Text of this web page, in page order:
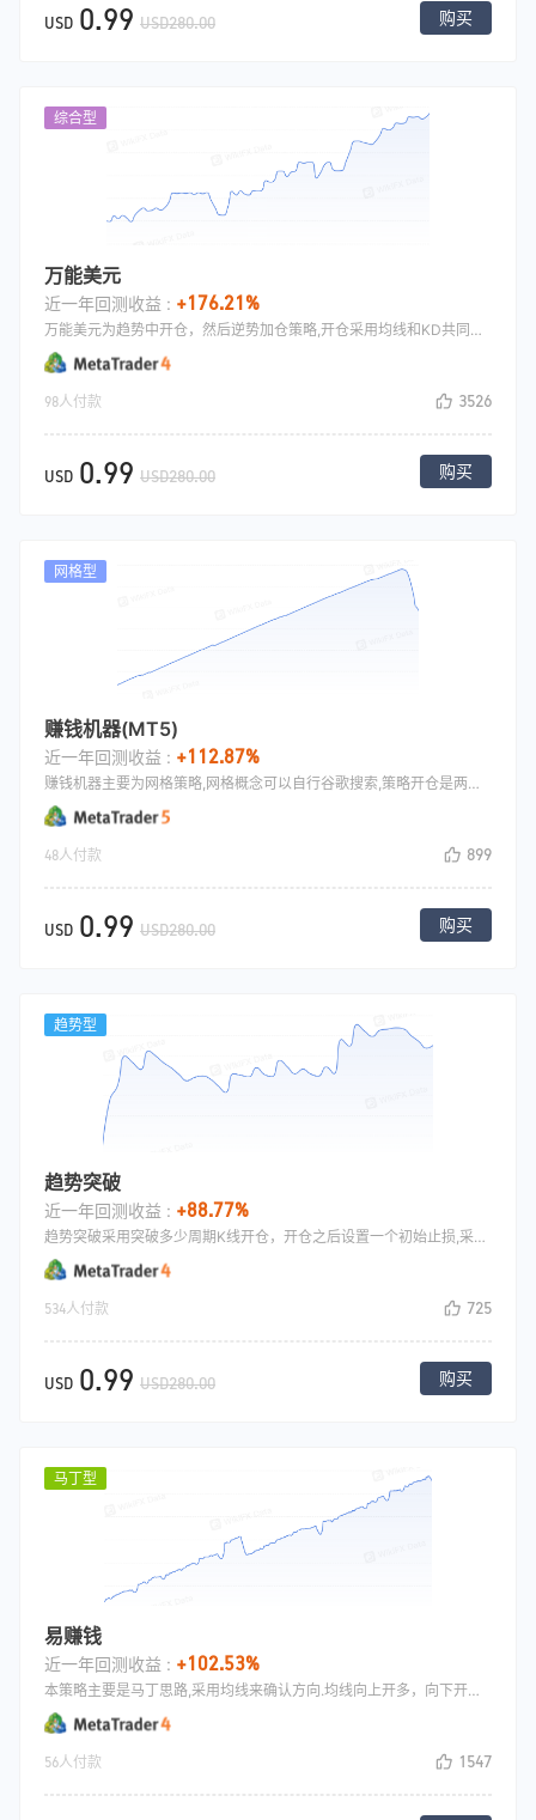
USD 0.99 USD280.00 购买
综合型
万能美元
近一年回测收益 : +176.21%
万能美元为趋势中开仓，然后逆势加仓策略,开仓采用均线和KD共同确认,开仓之后亏损加仓,多张单子的情况下,微盈利即平仓.
98人付款 3526
USD 0.99 USD280.00 购买
网格型
赚钱机器(MT5)
近一年回测收益 : +112.87%
赚钱机器主要为网格策略,网格概念可以自行谷歌搜索,策略开仓是两均线死叉多，金叉做多，然后不断的布网格子,止盈可自己设置.无止损,可根据经验自行调节网格空间.
48人付款 899
USD 0.99 USD280.00 购买
趋势型
趋势突破
近一年回测收益 : +88.77%
趋势突破采用突破多少周期K线开仓，开仓之后设置一个初始止损,采用不断的移动止损来平仓，本策略在大趋势行情中盈利客观，比如道琼斯指数.
534人付款 725
USD 0.99 USD280.00 购买
马丁型
易赚钱
近一年回测收益 : +102.53%
本策略主要是马丁思路,采用均线来确认方向.均线向上开多，向下开空,开仓之后采用加仓加码的方式，止盈采用统一设置止盈出场.
56人付款 1547